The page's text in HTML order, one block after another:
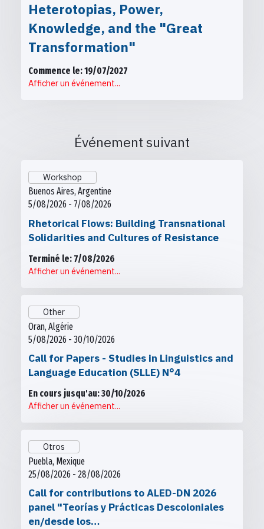
Heterotopias, Power,
Knowledge, and the "Great
Transformation"
Commence le: 19/07/2027
Afficher un événement...
Événement suivant
Workshop
Buenos Aires, Argentine
5/08/2026 - 7/08/2026
Rhetorical Flows: Building Transnational
Solidarities and Cultures of Resistance
Terminé le: 7/08/2026
Afficher un événement...
Other
Oran, Algérie
5/08/2026 - 30/10/2026
Call for Papers - Studies in Linguistics and
Language Education (SLLE) N°4
En cours jusqu'au: 30/10/2026
Afficher un événement...
Otros
Puebla, Mexique
25/08/2026 - 28/08/2026
Call for contributions to ALED-DN 2026
panel "Teorías y Prácticas Descoloniales
en/desde los…